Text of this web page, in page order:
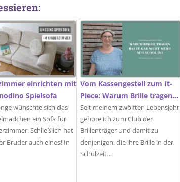
einrichten mit
Spielsofa
wünschte sich das
ein Sofa für
Schließlich hat
Bruder auch eines! In
Vom Kassengestell zum It-
Piece: Warum Brille tragen…
Seit meinem zwölften Lebensjahr
gehöre ich zum Club der
Brillenträger und damit zu
denjenigen, die ihre Brille in der
Schulzeit…